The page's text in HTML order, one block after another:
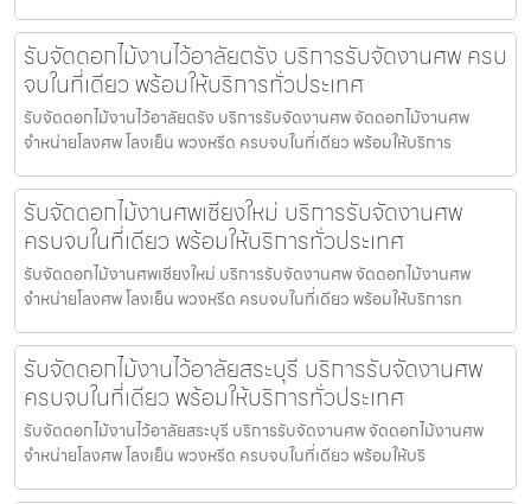
รับจัดดอกไม้งานไว้อาลัยตรัง บริการรับจัดงานศพ ครบ
จบในที่เดียว พร้อมให้บริการทั่วประเทศ
รับจัดดอกไม้งานไว้อาลัยตรัง บริการรับจัดงานศพ จัดดอกไม้งานศพ
จำหน่ายโลงศพ โลงเย็น พวงหรีด ครบจบในที่เดียว พร้อมให้บริการ
รับจัดดอกไม้งานศพเชียงใหม่ บริการรับจัดงานศพ
ครบจบในที่เดียว พร้อมให้บริการทั่วประเทศ
รับจัดดอกไม้งานศพเชียงใหม่ บริการรับจัดงานศพ จัดดอกไม้งานศพ
จำหน่ายโลงศพ โลงเย็น พวงหรีด ครบจบในที่เดียว พร้อมให้บริการท
รับจัดดอกไม้งานไว้อาลัยสระบุรี บริการรับจัดงานศพ
ครบจบในที่เดียว พร้อมให้บริการทั่วประเทศ
รับจัดดอกไม้งานไว้อาลัยสระบุรี บริการรับจัดงานศพ จัดดอกไม้งานศพ
จำหน่ายโลงศพ โลงเย็น พวงหรีด ครบจบในที่เดียว พร้อมให้บริ